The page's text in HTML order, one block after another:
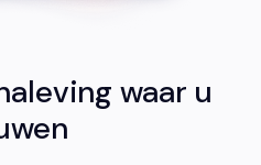
waar u